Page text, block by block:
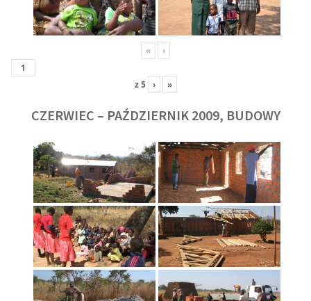
« ‹
z5 › »
CZERWIEC – PAŹDZIERNIK 2009, BUDOWY